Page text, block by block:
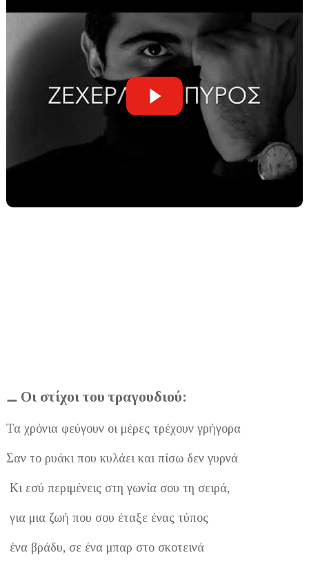
⚊ Οι στίχοι του τραγουδιού:
Τα χρόνια φεύγουν οι μέρες τρέχουν γρήγορα
Σαν το ρυάκι που κυλάει και πίσω δεν γυρνά
Κι εσύ περιμένεις στη γωνία σου τη σειρά,
για μια ζωή που σου έταξε ένας τύπος
ένα βράδυ, σε ένα μπαρ στο σκοτεινά